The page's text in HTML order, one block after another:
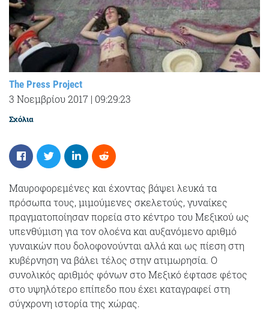
The Press Project
3 Νοεμβρίου 2017 | 09:29:23
Σχόλια
Μαυροφορεμένες και έχοντας βάψει λευκά τα
πρόσωπα τους, μιμούμενες σκελετούς, γυναίκες
πραγματοποίησαν πορεία στο κέντρο του Μεξικού ως
υπενθύμιση για τον ολοένα και αυξανόμενο αριθμό
γυναικών που δολοφονούνται αλλά και ως πίεση στη
κυβέρνηση να βάλει τέλος στην ατιμωρησία. Ο
συνολικός αριθμός φόνων στο Μεξικό έφτασε φέτος
στο υψηλότερο επίπεδο που έχει καταγραφεί στη
σύγχρονη ιστορία της χώρας.